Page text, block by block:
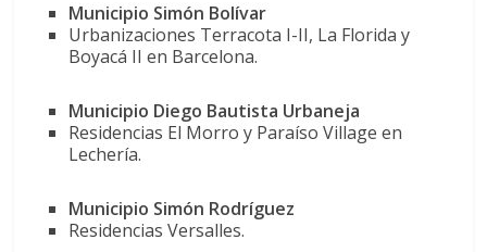
Municipio Simón Bolívar
Urbanizaciones Terracota I-II, La Florida y
Boyacá II en Barcelona.
Municipio Diego Bautista Urbaneja
Residencias El Morro y Paraíso Village en
Lechería.
Municipio Simón Rodríguez
Residencias Versalles.